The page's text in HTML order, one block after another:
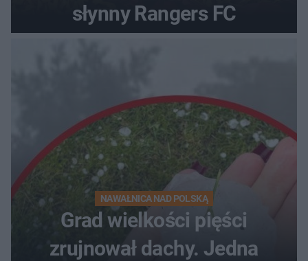
słynny Rangers FC
NAWAŁNICA NAD POLSKĄ
Grad wielkości pięści
zrujnował dachy. Jedna